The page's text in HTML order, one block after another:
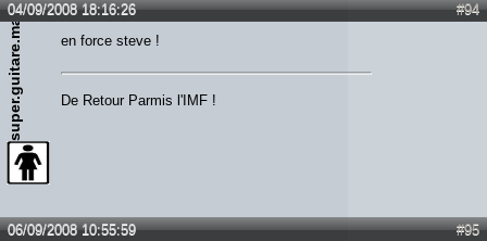
#94
04/09/2008 18:16:26
super.guitare.man en force steve !
De Retour Parmis l'IMF !
#95
06/09/2008 10:55:59